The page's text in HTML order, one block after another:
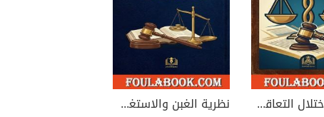
نظرية الاختلال التعاقدي والعلاجات القضائية نظرية الغبن والاستغلال الاقتصادي في العقود المدنية والتجارية